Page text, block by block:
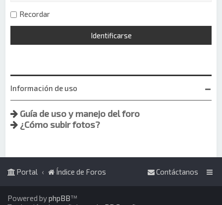
Recordar
Información de uso
Guía de uso y manejo del foro
¿Cómo subir fotos?
Portal Índice de Foros Contáctanos
Powered byphpBB™